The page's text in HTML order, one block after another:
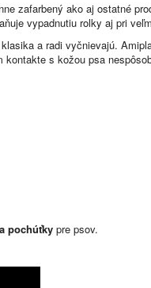
zafarbený ako aj ostatné
vypadnutiu rolky aj pri
a radi vyčnievajú.
s kožou psa
pochúťky pre psov.